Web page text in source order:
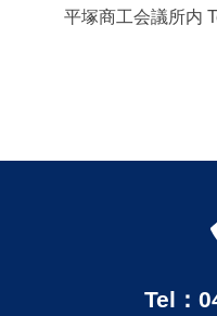
平塚商工会議所内
Tel：